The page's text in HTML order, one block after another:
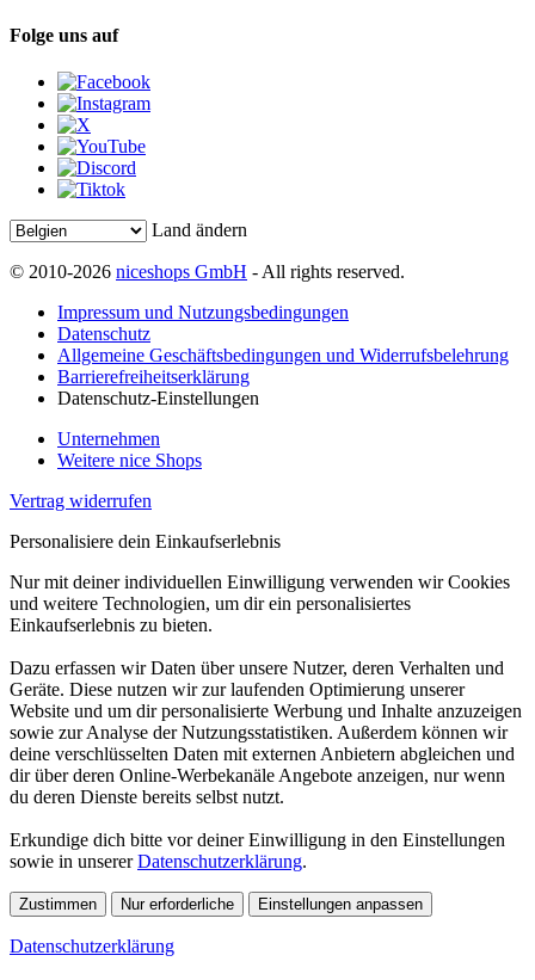
Folge uns auf
Land ändern
© 2010-2026 niceshops GmbH - All rights reserved.
Impressum und Nutzungsbedingungen
Datenschutz
Allgemeine Geschäftsbedingungen und Widerrufsbelehrung
Barrierefreiheitserklärung
Datenschutz-Einstellungen
Unternehmen
Weitere nice Shops
Vertrag widerrufen
Personalisiere dein Einkaufserlebnis
Nur mit deiner individuellen Einwilligung verwenden wir Cookies
und weitere Technologien, um dir ein personalisiertes
Einkaufserlebnis zu bieten.
Dazu erfassen wir Daten über unsere Nutzer, deren Verhalten und
Geräte. Diese nutzen wir zur laufenden Optimierung unserer
Website und um dir personalisierte Werbung und Inhalte anzuzeigen
sowie zur Analyse der Nutzungsstatistiken. Außerdem können wir
deine verschlüsselten Daten mit externen Anbietern abgleichen und
dir über deren Online-Werbekanäle Angebote anzeigen, nur wenn
du deren Dienste bereits selbst nutzt.
Erkundige dich bitte vor deiner Einwilligung in den Einstellungen
sowie in unsererDatenschutzerklärung.
Zustimmen Nur erforderliche Einstellungen anpassen
Datenschutzerklärung